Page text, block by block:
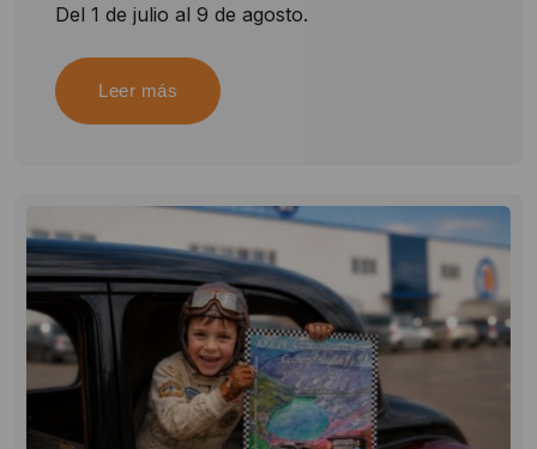
Del 1 de julio al 9 de agosto.
Leer más